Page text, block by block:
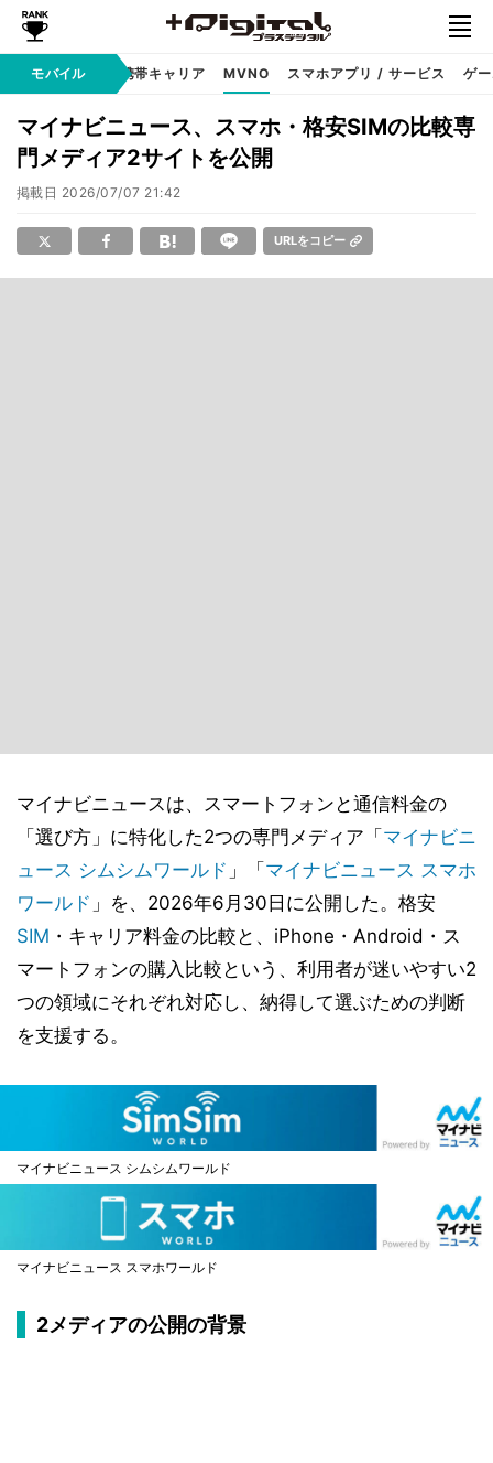
モバイル
Android 携帯キャリア MVNO スマホアプリ / サービス ゲ
マイナビニュース、スマホ・格安SIMの比較専
門メディア2サイトを公開
掲載日 2026/07/07 21:42
URLをコピー
マイナビニュースは、スマートフォンと通信料金の
「選び方」に特化した2つの専門メディア「 マイナビニ
ュース シムシムワールド 」「 マイナビニュース スマホ
ワールド 」を、2026年6月30日に公開した。格安
SIM ・キャリア料金の比較と、iPhone・Android・ス
マートフォンの購入比較という、利用者が迷いやすい2
つの領域にそれぞれ対応し、納得して選ぶための判断
を支援する。
マイナビニュース シムシムワールド
マイナビニュース スマホワールド
2メディアの公開の背景